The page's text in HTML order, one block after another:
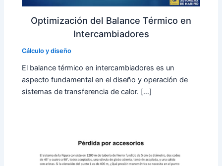
Optimización del Balance Térmico en
Intercambiadores
Cálculo y diseño
El balance térmico en intercambiadores es un
aspecto fundamental en el diseño y operación de
sistemas de transferencia de calor. […]